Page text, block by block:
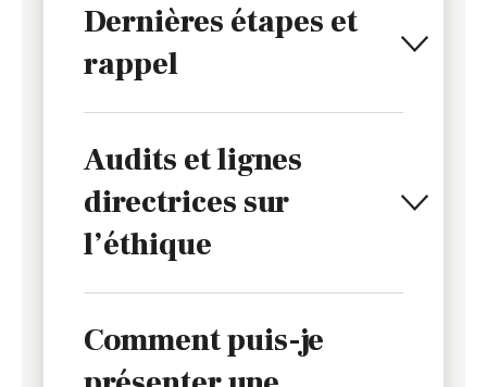
Dernières étapes et
rappel
Audits et lignes
directrices sur
l’éthique
Comment puis-je